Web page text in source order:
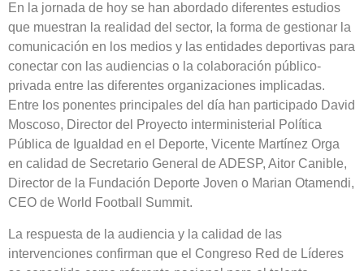
En la jornada de hoy se han abordado diferentes estudios
que muestran la realidad del sector, la forma de gestionar la
comunicación en los medios y las entidades deportivas para
conectar con las audiencias o la colaboración público-
privada entre las diferentes organizaciones implicadas.
Entre los ponentes principales del día han participado David
Moscoso, Director del Proyecto interministerial Política
Pública de Igualdad en el Deporte, Vicente Martínez Orga
en calidad de Secretario General de ADESP, Aitor Canible,
Director de la Fundación Deporte Joven o Marian Otamendi,
CEO de World Football Summit.
La respuesta de la audiencia y la calidad de las
intervenciones confirman que el Congreso Red de Líderes